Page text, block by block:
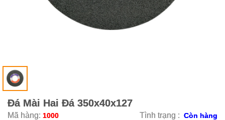
Đá Mài Hai Đá 350x40x127
Tình trạng : Còn hàng
Mã hàng: 1000